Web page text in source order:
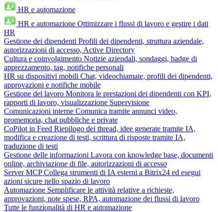
HR e automazione
HR e automazione Ottimizzare i flussi di lavoro e gestire i dati
HR
Gestione dei dipendenti Profili dei dipendenti, struttura aziendale,
autorizzazioni di accesso, Active Directory
Cultura e coinvolgimento Notizie aziendali, sondaggi, badge di
apprezzamento, tag, notifiche personali
HR su dispositivi mobili Chat, videochiamate, profili dei dipendenti,
approvazioni e notifiche mobile
Gestione del lavoro Monitora le prestazioni dei dipendenti con KPI,
rapporti di lavoro, visualizzazione Supervisione
Comunicazioni interne Comunica tramite annunci video,
promemoria, chat pubbliche e private
CoPilot in Feed Riepilogo dei thread, idee generate tramite IA,
modifica e creazione di testi, scrittura di risposte tramite IA,
traduzione di testi
Gestione delle informazioni Lavora con knowledge base, documenti
online, archiviazione di file, autorizzazioni di accesso
Server MCP Collega strumenti di IA esterni a Bitrix24 ed esegui
azioni sicure nello spazio di lavoro
Automazione Semplificare le attività relative a richieste,
approvazioni, note spese, RPA, automazione dei flussi di lavoro
Tutte le funzionalità di HR e automazione